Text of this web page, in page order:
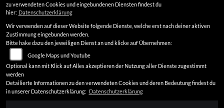
RECHTLICHES
AGB
Impressum
Datenschutz
Disclaimer
Barrierefreiheit
zu verwendeten Cookies und eingebundenen Diensten findest du
hier: Datenschutzerklärung
Wir verwenden auf dieser Website folgende Dienste, welche erst nach deiner aktiven
Zustimmung eingebunden werden.
Bitte hake dazu den jeweiligen Dienst an und klicke auf Übernehmen:
Google Maps und Youtube
Optional kann mit Klick auf Alles akzeptieren der Nutzung aller Dienste zugestimmt
werden
Detailierte Informationen zu den verwendeten Cookies und deren Bedeutung findest du
in unserer Datenschutzerklärung: Datenschutzerklärung